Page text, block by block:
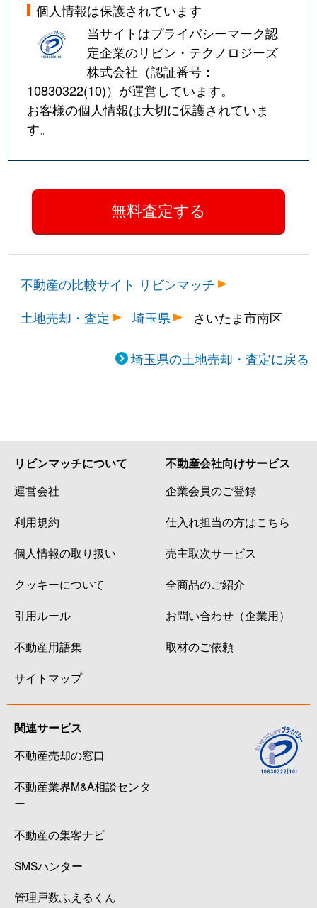
個人情報は保護されています
当サイトはプライバシーマーク認
定企業のリビン・テクノロジーズ
株式会社（認証番号：
10830322(10)）が運営しています。
お客様の個人情報は大切に保護されていま
す。
不動産の比較サイト リビンマッチ
土地売却・査定
埼玉県 さいたま市南区
埼玉県の土地売却・査定に戻る
リビンマッチについて
運営会社
利用規約
個人情報の取り扱い
クッキーについて
引用ルール
不動産用語集
サイトマップ
不動産会社向けサービス
企業会員のご登録
仕入れ担当の方はこちら
売主取次サービス
全商品のご紹介
お問い合わせ（企業用）
取材のご依頼
関連サービス
不動産売却の窓口
不動産業界M&A相談センタ
ー
不動産の集客ナビ
SMSハンター
管理戸数ふえるくん